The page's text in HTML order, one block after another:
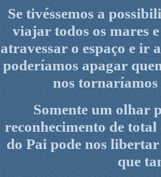
Se tivéssemos a
viajar todos os mares
atravessar o espaço e ir
poderíamos apagar
nos tornaríamos
Somente um olhar
reconhecimento de
do Pai pode nos libertar
que